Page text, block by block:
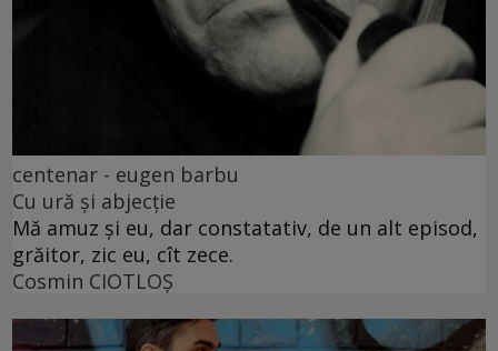
centenar - eugen barbu
Cu ură și abjecție
Mă amuz și eu, dar constatativ, de un alt episod,
grăitor, zic eu, cît zece.
Cosmin CIOTLOŞ